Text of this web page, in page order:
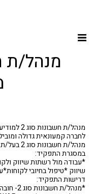
דף הבית
מנהל/ת חשבונות סוג 2 למודיעין
לחברה קמעונאית גדולה
מנהל/ת חשבונות סוג 2 בעל/ת ניסיון עבודה.
במסגרת התפקיד:
*עבודה מול רשתות שיווק
שיווק *טיפול בחיובי
דרישות התפקיד:
*מנהל/ת